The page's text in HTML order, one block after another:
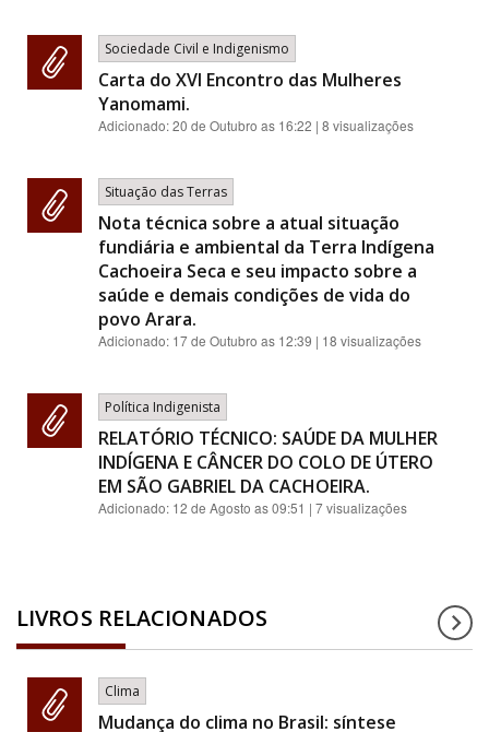
Sociedade Civil e Indigenismo
Carta do XVI Encontro das Mulheres
Yanomami.
Adicionado:20 de Outubro as 16:22 | 8 visualizações
Situação das Terras
Nota técnica sobre a atual situação
fundiária e ambiental da Terra Indígena
Cachoeira Seca e seu impacto sobre a
saúde e demais condições de vida do
povo Arara.
Adicionado: 17 de Outubro as 12:39 | 18 visualizações
Política Indigenista
RELATÓRIO TÉCNICO: SAÚDE DA MULHER
INDÍGENA E CÂNCER DO COLO DE ÚTERO
EM SÃO GABRIEL DA CACHOEIRA.
Adicionado: 12 de Agosto as 09:51 | 7 visualizações
LIVROS RELACIONADOS
Clima
Mudança do clima no Brasil: síntese